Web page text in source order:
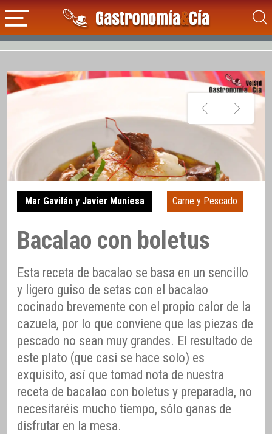
Mar Gavilán y Javier Muniesa Carne y Pescado
Bacalao con boletus
Esta receta de bacalao se basa en un sencillo
y ligero guiso de setas con el bacalao
cocinado brevemente con el propio calor de la
cazuela, por lo que conviene que las piezas de
pescado no sean muy grandes. El resultado de
este plato (que casi se hace solo) es
exquisito, así que tomad nota de nuestra
receta de bacalao con boletus y preparadla, no
necesitaréis mucho tiempo, sólo ganas de
disfrutar en la mesa.